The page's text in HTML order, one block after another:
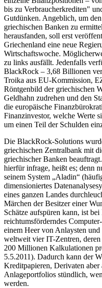
bis zu Verbraucherkrediten"
Gutdünken. Angeblich, um
griechischen Banken zu
herausfanden, soll erst
Griechenland eine neue
Wirtschaftswoche.
zu links ausfällt. Jedenfalls
BlackRock – 3,68 Billionen
Troika aus EU-Kommission,
Röntgenbild der griechischen
Geldhahn zudrehen und den
die europäische
Finanzinvestor, welche Werte
um einen Teil der Schulden
Die BlackRock-Solutions
griechischen Zentralbank mit
griechischer Banken
hierfür infrage, heißt es; denn
seinem System „Aladin“
dimensioniertes
eines ganzen Landes
Märchen der Besitzer einer
Schätze aufspüren kann, ist
reichtumsförderndes
einem Heer von Anlaysten
weltweit vier IT-Zentren,
200 Millionen Kalkulationen
5.5.2011). Dadurch kann der
Kreditpapieren, Derivaten
Anlageportfolios stündlich,
werden.